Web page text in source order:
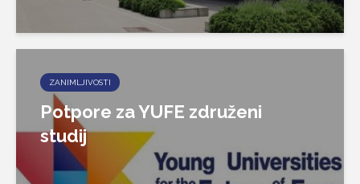
ZANIMLJIVOSTI
Potpore za YUFE združeni
studij